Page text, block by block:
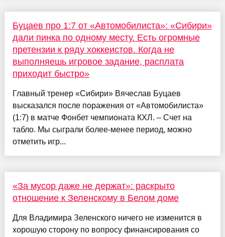
Буцаев про 1:7 от «Автомобилиста»: «Сибири»
дали пинка по одному месту. Есть огромные
претензии к ряду хоккеистов. Когда не
выполняешь игровое задание, расплата
приходит быстро»
Главный тренер «Сибири» Вячеслав Буцаев
высказался после поражения от «Автомобилиста»
(1:7) в матче Фонбет чемпионата КХЛ. – Счет на
табло. Мы сыграли более-менее период, можно
отметить игр...
«За мусор даже не держат»: раскрыто
отношение к Зеленскому в Белом доме
Для Владимира Зеленского ничего не изменится в
хорошую сторону по вопросу финансирования со